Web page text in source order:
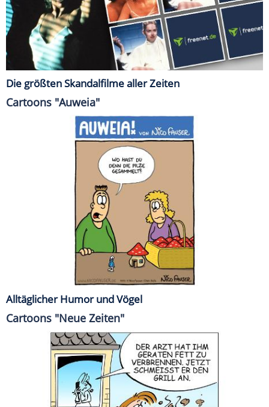
Die größten Skandalfilme aller Zeiten
Cartoons "Auweia"
Alltäglicher Humor und Vögel
Cartoons "Neue Zeiten"